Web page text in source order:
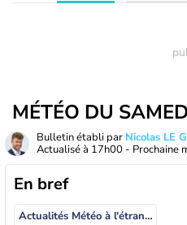
MÉTÉO DU
Bulletin établi par Nicolas LE
Actualisé à 17h00 - Prochaine
En bref
Actualités Météo à l'étranger